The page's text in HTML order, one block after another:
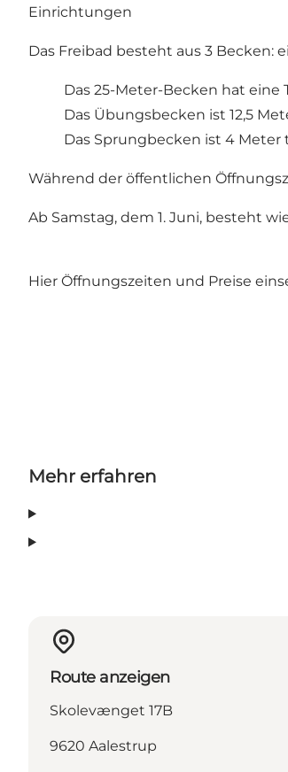
Einrichtungen
Das Freibad besteht aus 3 Becken:
Das 25-Meter-Becken hat eine
Das Übungsbecken ist 12,5
Das Sprungbecken ist 4
Während der öffentlichen
Ab Samstag, dem 1. Juni, besteht
Hier Öffnungszeiten und Preise
Mehr erfahren
Route anzeigen
Skolevænget 17B
9620 Aalestrup